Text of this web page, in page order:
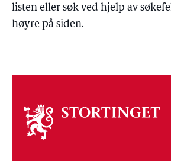
listen eller søk ved hjelp av
høyre på siden.
Om
stortinget